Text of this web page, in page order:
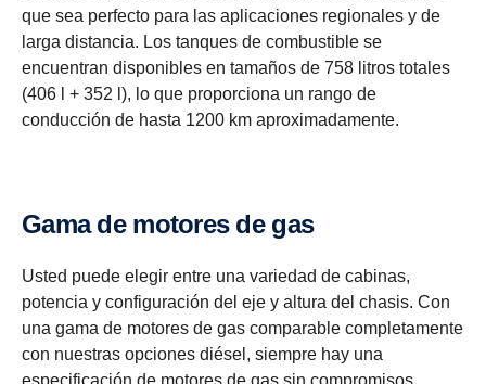
que sea perfecto para las aplicaciones regionales y de
larga distancia. Los tanques de combustible se
encuentran disponibles en tamaños de 758 litros totales
(406 l + 352 l), lo que proporciona un rango de
conducción de hasta 1200 km aproximadamente.
Gama de motores de gas
Usted puede elegir entre una variedad de cabinas,
potencia y configuración del eje y altura del chasis. Con
una gama de motores de gas comparable completamente
con nuestras opciones diésel, siempre hay una
especificación de motores de gas sin compromisos